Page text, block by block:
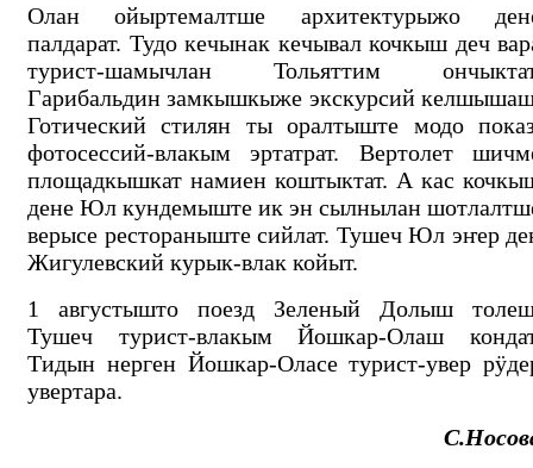
Олан ойыртемалтше архитектурыжо
палдарат. Тудо кечынак кечывал кочкыш деч
турист-шамычлан Тольяттим
Гарибальдин замкышкыже экскурсий
Готический стилян ты оралтыште модо
фотосессий-влакым эртатрат. Вертолет
площадкышкат намиен коштыктат. А кас
дене Юл кундемыште ик эн сылнылан
верысе рестораныште сийлат. Тушеч Юл эҥер
Жигулевский курык-влак койыт.
1 августышто поезд Зеленый Долыш
Тушеч турист-влакым Йошкар-Олаш
Тидын нерген Йошкар-Оласе турист-увер
увертара.